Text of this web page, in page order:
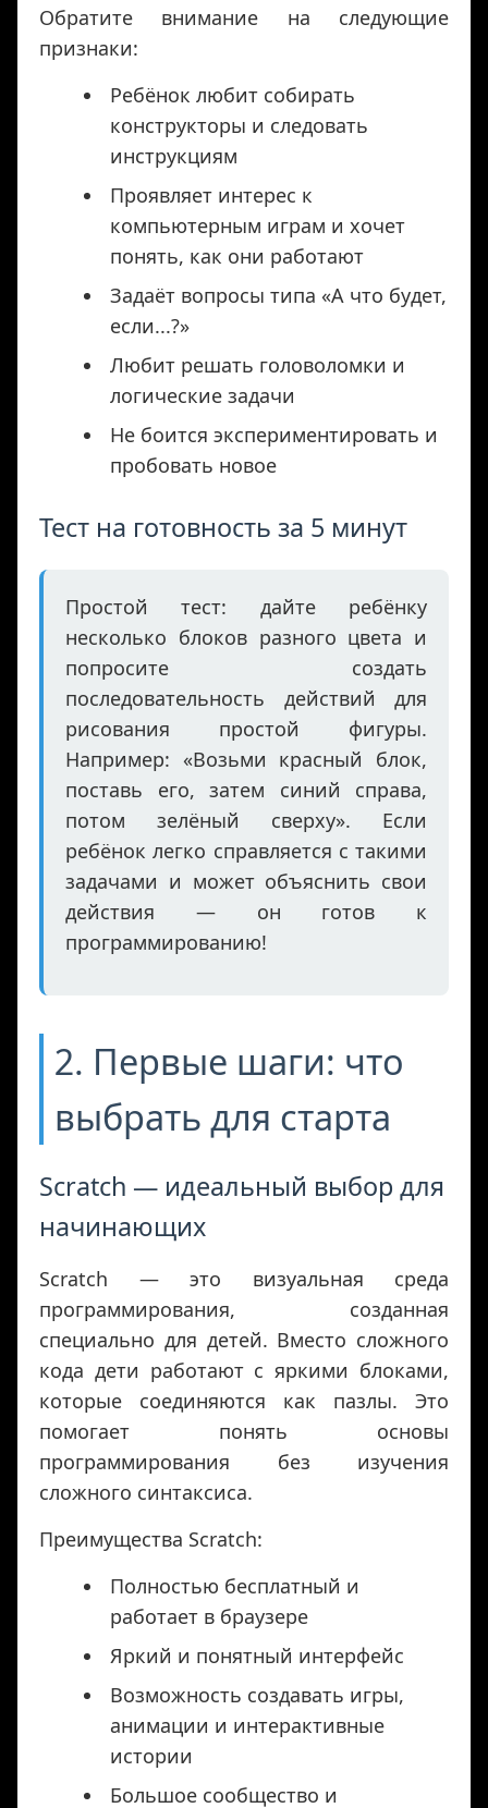
Обратите внимание на следующие
признаки:
Ребёнок любит собирать
конструкторы и следовать
инструкциям
Проявляет интерес к
компьютерным играм и хочет
понять, как они работают
Задаёт вопросы типа «А что будет,
если...?»
Любит решать головоломки и
логические задачи
Не боится экспериментировать и
пробовать новое
Тест на готовность за 5 минут
Простой тест: дайте ребёнку
несколько блоков разного цвета и
попросите создать
последовательность действий для
рисования простой фигуры.
Например: «‎Возьми красный блок,
поставь его, затем синий справа,
потом зелёный сверху». Если
ребёнок легко справляется с такими
задачами и может объяснить свои
действия — он готов к
программированию!
2. Первые шаги: что
выбрать для старта
Scratch — идеальный выбор для
начинающих
Scratch — это визуальная среда
программирования, созданная
специально для детей. Вместо сложного
кода дети работают с яркими блоками,
которые соединяются как пазлы. Это
помогает понять основы
программирования без изучения
сложного синтаксиса.
Преимущества Scratch:
Полностью бесплатный и
работает в браузере
Яркий и понятный интерфейс
Возможность создавать игры,
анимации и интерактивные
истории
Большое сообщество и